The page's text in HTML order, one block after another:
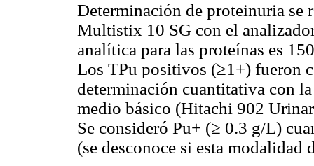
Determinación de proteinuria se
Multistix 10 SG con el
analítica para las proteínas es
Los TPu positivos (≥1+) fueron
determinación cuantitativa con
medio básico (Hitachi 902
Se consideró Pu+ (≥ 0.3 g/L)
(se desconoce si esta